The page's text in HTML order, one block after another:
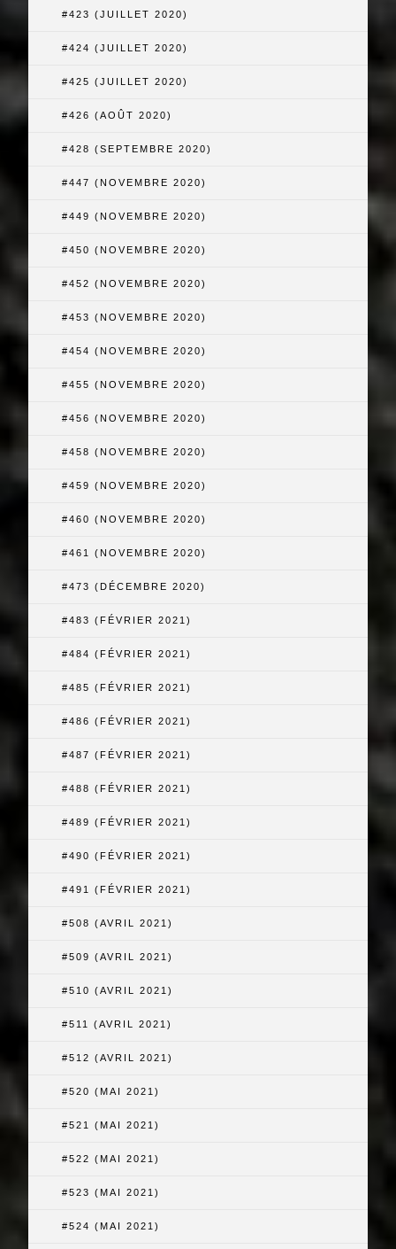
#423 (JUILLET 2020)
#424 (JUILLET 2020)
#425 (JUILLET 2020)
#426 (AOÛT 2020)
#428 (SEPTEMBRE 2020)
#447 (NOVEMBRE 2020)
#449 (NOVEMBRE 2020)
#450 (NOVEMBRE 2020)
#452 (NOVEMBRE 2020)
#453 (NOVEMBRE 2020)
#454 (NOVEMBRE 2020)
#455 (NOVEMBRE 2020)
#456 (NOVEMBRE 2020)
#458 (NOVEMBRE 2020)
#459 (NOVEMBRE 2020)
#460 (NOVEMBRE 2020)
#461 (NOVEMBRE 2020)
#473 (DÉCEMBRE 2020)
#483 (FÉVRIER 2021)
#484 (FÉVRIER 2021)
#485 (FÉVRIER 2021)
#486 (FÉVRIER 2021)
#487 (FÉVRIER 2021)
#488 (FÉVRIER 2021)
#489 (FÉVRIER 2021)
#490 (FÉVRIER 2021)
#491 (FÉVRIER 2021)
#508 (AVRIL 2021)
#509 (AVRIL 2021)
#510 (AVRIL 2021)
#511 (AVRIL 2021)
#512 (AVRIL 2021)
#520 (MAI 2021)
#521 (MAI 2021)
#522 (MAI 2021)
#523 (MAI 2021)
#524 (MAI 2021)